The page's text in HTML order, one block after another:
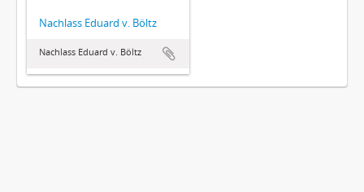
Nachlass Eduard v. Böltz
Nachlass Eduard v. Böltz